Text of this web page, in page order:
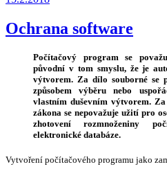
Ochrana software
Počítačový program se
původní v tom smyslu, že je
výtvorem. Za dílo souborné se
způsobem výběru nebo
vlastním duševním výtvorem.
zákona se nepovažuje užití pro
zhotovení rozmnoženiny
elektronické databáze.
Vytvoření počítačového programu jako